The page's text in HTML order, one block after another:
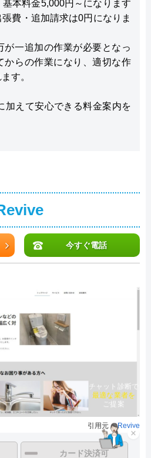
本料金5,000円～になります
費・追加請求は0円になりま
が一追加の作業が必要となっ
からの作業になり、適切な作
す。
加えて安心できる料金案内を
今すぐ電話
引用元：Revive
カード決済可
×
チャット診断で
最適な業者を
ご提案